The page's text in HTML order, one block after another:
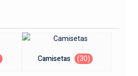
Camisetas (30)